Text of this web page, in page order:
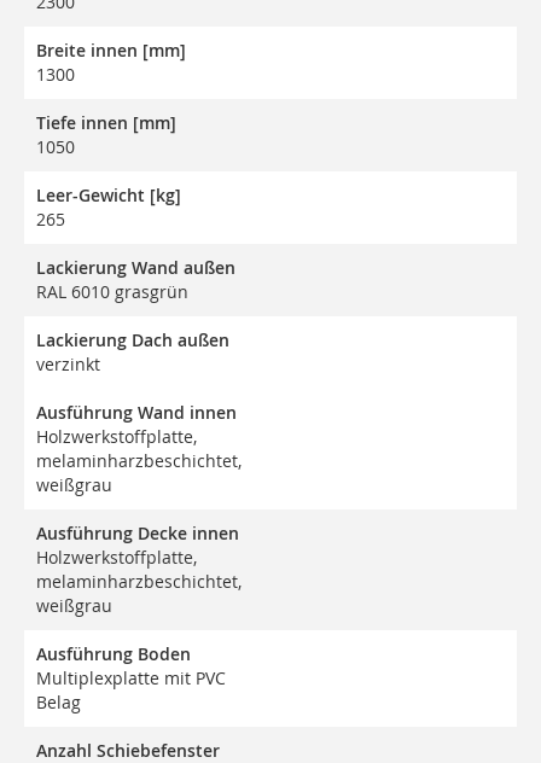
Breite innen [mm]
1300
Tiefe innen [mm]
1050
Leer-Gewicht [kg]
265
Lackierung Wand außen
RAL 6010 grasgrün
Lackierung Dach außen
verzinkt
Ausführung Wand innen
Holzwerkstoffplatte,
melaminharzbeschichtet,
weißgrau
Ausführung Decke innen
Holzwerkstoffplatte,
melaminharzbeschichtet,
weißgrau
Ausführung Boden
Multiplexplatte mit PVC
Belag
Anzahl Schiebefenster